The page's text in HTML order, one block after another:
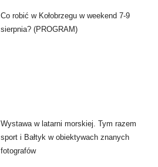
Co robić w Kołobrzegu w weekend 7-9
sierpnia? (PROGRAM)
Wystawa w latarni morskiej. Tym razem
sport i Bałtyk w obiektywach znanych
fotografów